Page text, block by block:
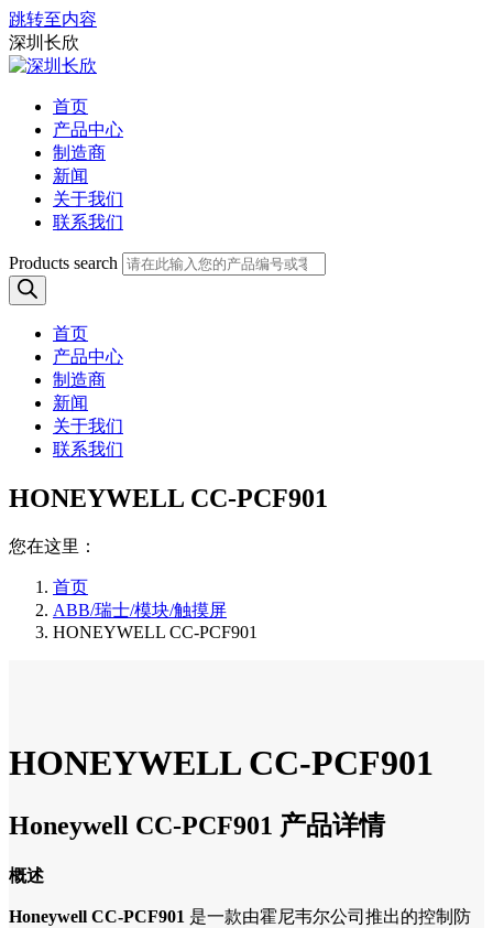
跳转至内容
深圳长欣
首页
产品中心
制造商
新闻
关于我们
联系我们
Products search
首页
产品中心
制造商
新闻
关于我们
联系我们
HONEYWELL CC-PCF901
您在这里：
首页
ABB/瑞士/模块/触摸屏
HONEYWELL CC-PCF901
HONEYWELL CC-PCF901
Honeywell CC-PCF901 产品详情
概述
Honeywell CC-PCF901 是一款由霍尼韦尔公司推出的控制防